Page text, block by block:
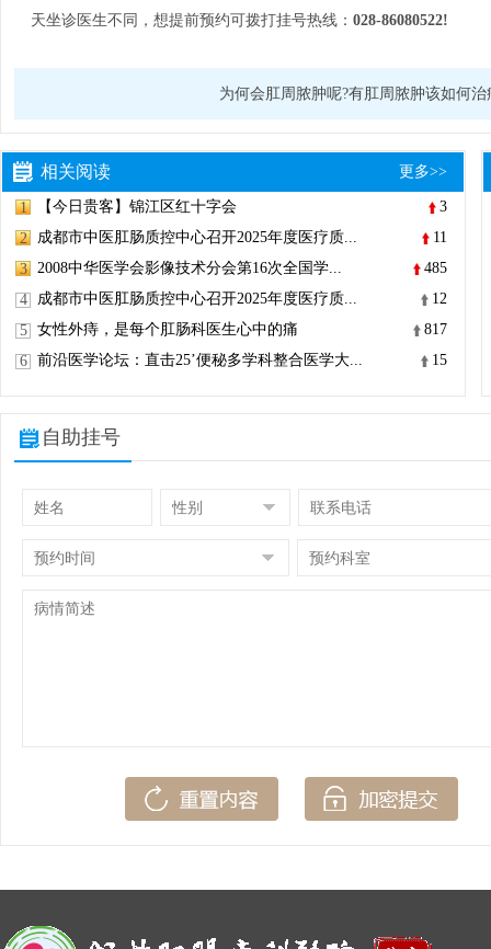
天坐诊医生不同，想提前预约可拨打挂号热线： 028-86080522!
为何会肛周脓肿呢?有肛周脓肿该如何治
相关阅读 更多>>
1 【今日贵客】锦江区红十字会
3
2
成都市中医肛肠质控中心召开2025年度医疗质...
11
3
2008中华医学会影像技术分会第16次全国学...
485
4
成都市中医肛肠质控中心召开2025年度医疗质...
12
5
女性外痔，是每个肛肠科医生心中的痛
817
6
前沿医学论坛：直击25’便秘多学科整合医学大... 15
自助挂号